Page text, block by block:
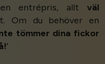
entrépris, allt väl
Om du behöver en
tömmer dina fickor
’